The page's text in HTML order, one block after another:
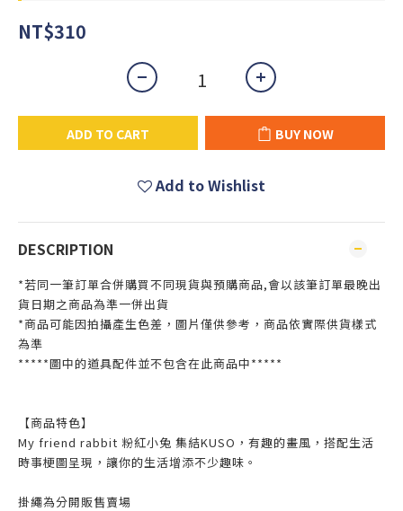
NT$310
ADD TO CART BUY NOW
Add to Wishlist
DESCRIPTION
*若同一筆訂單合併購買不同現貨與預購商品,會以該筆訂單最晚出
貨日期之商品為準一併出貨
*商品可能因拍攝產生色差，圖片僅供參考，商品依實際供貨樣式
為準
*****圖中的道具配件並不包含在此商品中*****
【商品特色】
My friend rabbit 粉紅小兔 集結KUSO，有趣的畫風，搭配生活
時事梗圖呈現，讓你的生活增添不少趣味。
掛繩為分開販售賣場